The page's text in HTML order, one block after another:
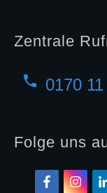
Zentrale
0170
Folge uns